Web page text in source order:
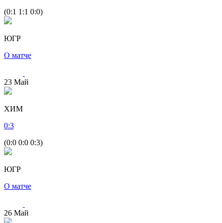
(0:1 1:1 0:0)
ЮГР
О матче
23 Май
ХИМ
0:3
(0:0 0:0 0:3)
ЮГР
О матче
26 Май